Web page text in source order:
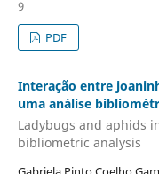
9
PDF
Interação entre
uma análise
Ladybugs and aphids
bibliometric analysis